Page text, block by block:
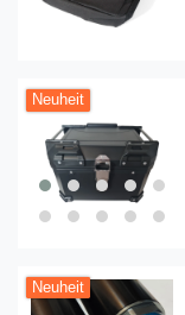
Neuheit
Neuheit